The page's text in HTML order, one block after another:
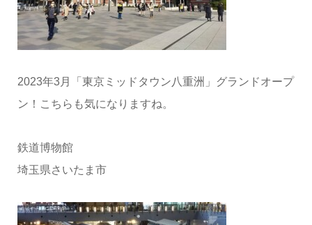
2023年3月「東京ミッドタウン八重洲」グランドオープ
ン！こちらも気になりますね。
鉄道博物館
埼玉県さいたま市